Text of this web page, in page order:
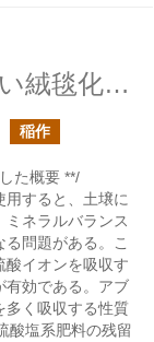
レンゲ畑がナズナの花で白い絨毯化した
稲作
た概要 **/
すると、土壌に
ネラルバランス
問題がある。こ
酸イオンを吸収す
有効である。アブ
多く吸収する性質
酸塩系肥料の残留